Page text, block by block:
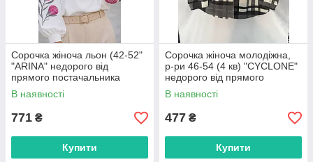
Сорочка жіноча льон (42-52"
"ARINA" недорого від
прямого постачальника
В наявності
771 ₴
Купити
Сорочка жіноча молодіжна,
р-ри 46-54 (4 кв) "CYCLONE"
недорого від прямого
постачальника
В наявності
477 ₴
Купити